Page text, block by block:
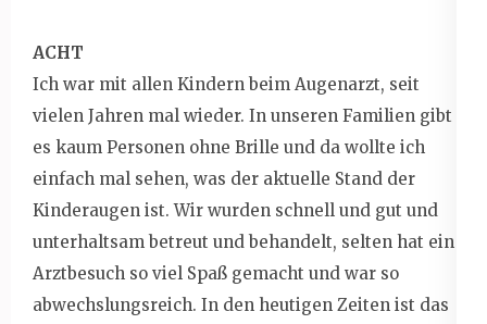
ACHT
Ich war mit allen Kindern beim Augenarzt, seit
vielen Jahren mal wieder. In unseren Familien gibt
es kaum Personen ohne Brille und da wollte ich
einfach mal sehen, was der aktuelle Stand der
Kinderaugen ist. Wir wurden schnell und gut und
unterhaltsam betreut und behandelt, selten hat ein
Arztbesuch so viel Spaß gemacht und war so
abwechslungsreich. In den heutigen Zeiten ist das